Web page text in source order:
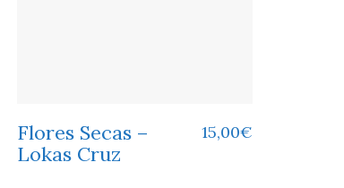
Flores Secas –
Lokas Cruz
15,00€